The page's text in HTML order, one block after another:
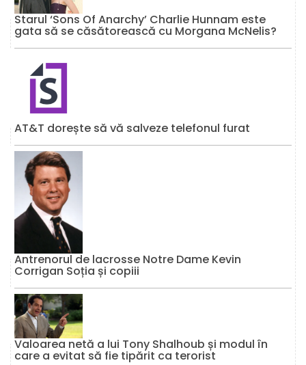
Starul ‘Sons Of Anarchy’ Charlie Hunnam este
gata să se căsătorească cu Morgana McNelis?
AT&T dorește să vă salveze telefonul furat
Antrenorul de lacrosse Notre Dame Kevin
Corrigan Soția și copiii
Valoarea netă a lui Tony Shalhoub și modul în
care a evitat să fie tipărit ca terorist